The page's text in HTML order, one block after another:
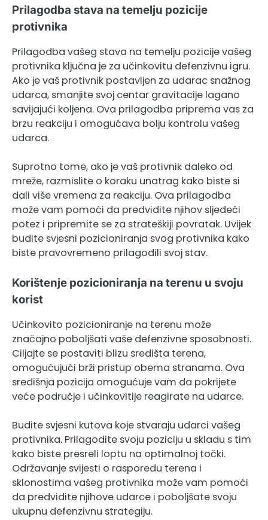
Prilagodba stava na temelju pozicije
protivnika
Prilagodba vašeg stava na temelju pozicije vašeg
protivnika ključna je za učinkovitu defenzivnu igru.
Ako je vaš protivnik postavljen za udarac snažnog
udarca, smanjite svoj centar gravitacije lagano
savijajući koljena. Ova prilagodba priprema vas za
brzu reakciju i omogućava bolju kontrolu vašeg
udarca.
Suprotno tome, ako je vaš protivnik daleko od
mreže, razmislite o koraku unatrag kako biste si
dali više vremena za reakciju. Ova prilagodba
može vam pomoći da predvidite njihov sljedeći
potez i pripremite se za strateškiji povratak. Uvijek
budite svjesni pozicioniranja svog protivnika kako
biste pravovremeno prilagodili svoj stav.
Korištenje pozicioniranja na terenu u svoju
korist
Učinkovito pozicioniranje na terenu može
značajno poboljšati vaše defenzivne sposobnosti.
Ciljajte se postaviti blizu središta terena,
omogućujući brži pristup obema stranama. Ova
središnja pozicija omogućuje vam da pokrijete
veće područje i učinkovitije reagirate na udarce.
Budite svjesni kutova koje stvaraju udarci vašeg
protivnika. Prilagodite svoju poziciju u skladu s tim
kako biste presreli loptu na optimalnoj točki.
Održavanje svijesti o rasporedu terena i
sklonostima vašeg protivnika može vam pomoći
da predvidite njihove udarce i poboljšate svoju
ukupnu defenzivnu strategiju.